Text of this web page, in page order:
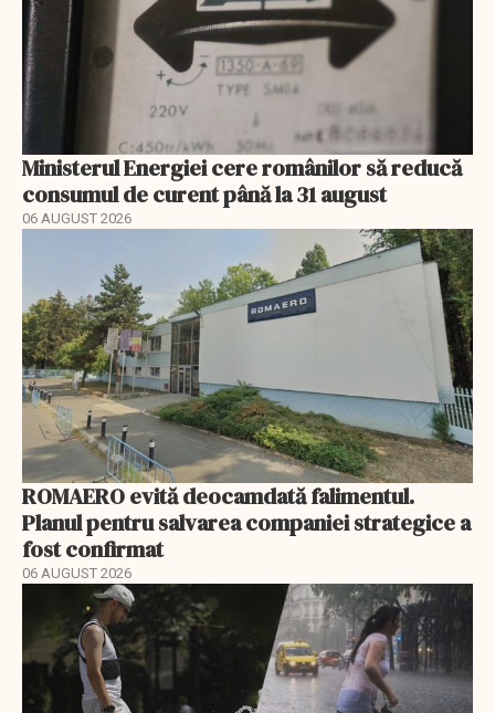
Ministerul Energiei cere românilor să reducă
consumul de curent până la 31 august
06 AUGUST 2026
ROMAERO evită deocamdată falimentul.
Planul pentru salvarea companiei strategice a
fost confirmat
06 AUGUST 2026